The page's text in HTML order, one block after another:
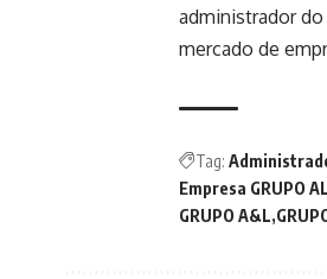
administrador do
mercado de
Tag:
Empresa GRUPO AL
GRUPO A&L